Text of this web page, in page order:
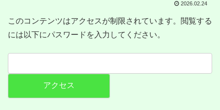
2026.02.24
このコンテンツはアクセスが制限されています。閲覧する
には以下にパスワードを入力してください。